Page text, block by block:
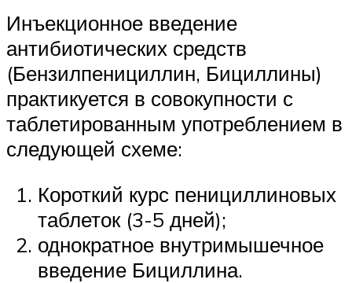
Инъекционное введение
антибиотических средств
(Бензилпенициллин, Бициллины)
практикуется в совокупности с
таблетированным употреблением в
следующей схеме:
Короткий курс пенициллиновых
таблеток (3-5 дней);
однократное внутримышечное
введение Бициллина.